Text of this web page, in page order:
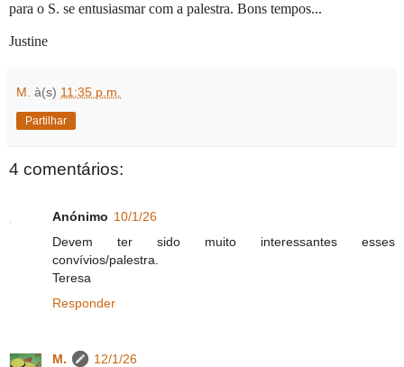
para o S. se entusiasmar com a palestra. Bons tempos...
Justine
M. à(s) 11:35 p.m.
Partilhar
4 comentários:
Anónimo 10/1/26
Devem ter sido muito interessantes esses
convívios/palestra.
Teresa
Responder
M.
12/1/26